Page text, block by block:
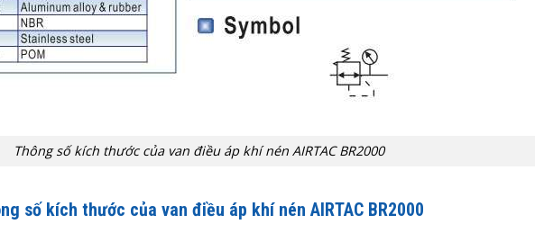
Thông số kích thước của van điều áp khí nén AIRTAC BR2000
số kích thước của van điều áp khí nén AIRTAC BR2000